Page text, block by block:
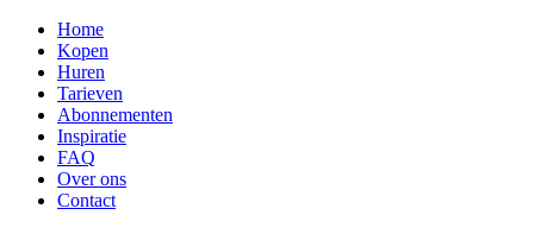
Home
Kopen
Huren
Tarieven
Abonnementen
Inspiratie
FAQ
Over ons
Contact